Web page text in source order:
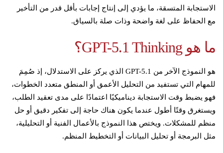
الاستجابة المتسقة، ما يؤدي إلى إنتاج إجابات بأقل قدر من التأخير
مع الحفاظ على لغة واضحة وذات صلة بالسياق.
ما هو GPT-5.1 Thinking؟
هو النموذج الآخر من GPT-5.1 الذي يركز على الاستدلال، إذ صُمِمَ
للمهام التي تستفيد من التحليل الأعمق أو المنطق متعدد الخطوات،
فهو يضبط وقت الاستجابة ديناميكيًا اعتمادًا على مدى تعقيد الطلب،
ويستغرق وقتًا أطول عندما يكون هناك حاجة إلى تفكير دقيق أو حل
منظم للمشكلات. ويختص هذا النموذج بالأعمال الفنية أو التحليلية،
مثل البرمجة أو تحليل البيانات أو التخطيط المنظم.